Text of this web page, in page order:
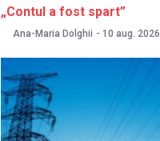
„Contul a fost spart”
Ana-Maria Dolghii - 10 aug. 2026